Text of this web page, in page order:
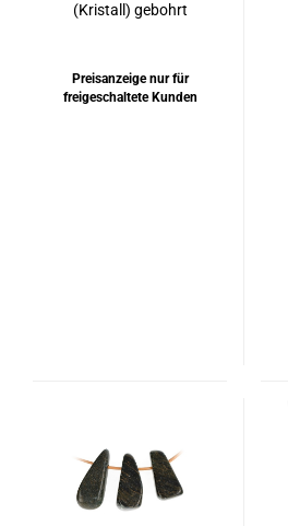
(Kristall) gebohrt
Preisanzeige nur für
freigeschaltete Kunden